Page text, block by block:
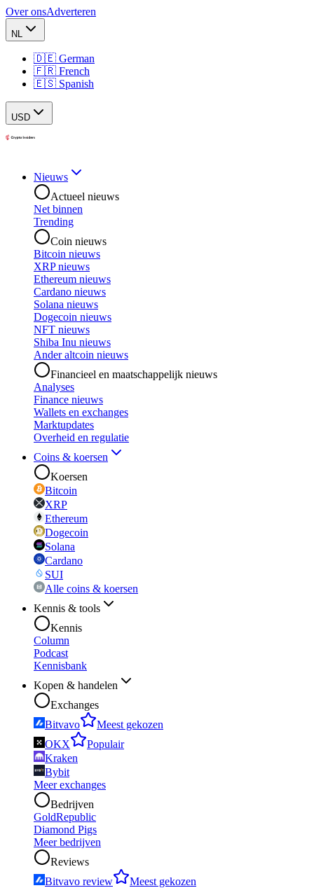
Over onsAdverteren
NL
🇩🇪 German
🇫🇷 French
🇪🇸 Spanish
USD
Nieuws
Actueel nieuws
Net binnen
Trending
Coin nieuws
Bitcoin nieuws
XRP nieuws
Ethereum nieuws
Cardano nieuws
Solana nieuws
Dogecoin nieuws
NFT nieuws
Shiba Inu nieuws
Ander altcoin nieuws
Financieel en maatschappelijk nieuws
Analyses
Finance nieuws
Wallets en exchanges
Marktupdates
Overheid en regulatie
Coins & koersen
Koersen
Bitcoin
XRP
Ethereum
Dogecoin
Solana
Cardano
SUI
Alle coins & koersen
Kennis & tools
Kennis
Column
Podcast
Kennisbank
Kopen & handelen
Exchanges
Bitvavo
Meest gekozen
OKX
Populair
Kraken
Bybit
Meer exchanges
Bedrijven
GoldRepublic
Diamond Pigs
Meer bedrijven
Reviews
Bitvavo review
Meest gekozen